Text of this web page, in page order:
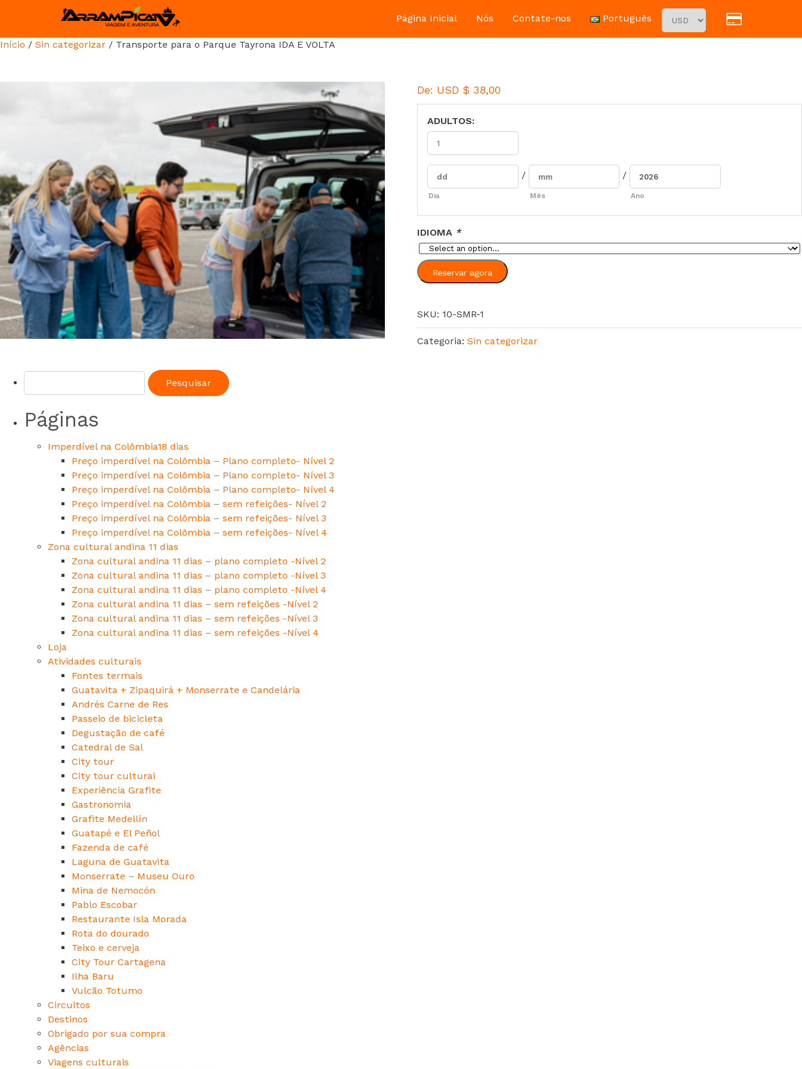
Página Inicial Nós Contate-nos Português
Início / Sin categorizar / Transporte para o Parque Tayrona IDA E VOLTA
De: USD $ 38,00
ADULTOS:
Dia
/
Mês
/
Ano
IDIOMA *
Reservar agora
SKU: 10-SMR-1
Categoria: Sin categorizar
Páginas
Imperdível na Colômbia18 dias
Preço imperdível na Colômbia – Plano completo- Nível 2
Preço imperdível na Colômbia – Plano completo- Nível 3
Preço imperdível na Colômbia – Plano completo- Nível 4
Preço imperdível na Colômbia – sem refeições- Nível 2
Preço imperdível na Colômbia – sem refeições- Nível 3
Preço imperdível na Colômbia – sem refeições- Nível 4
Zona cultural andina 11 dias
Zona cultural andina 11 dias – plano completo -Nível 2
Zona cultural andina 11 dias – plano completo -Nível 3
Zona cultural andina 11 dias – plano completo -Nível 4
Zona cultural andina 11 dias – sem refeições -Nível 2
Zona cultural andina 11 dias – sem refeições -Nível 3
Zona cultural andina 11 dias – sem refeições -Nível 4
Loja
Atividades culturais
Fontes termais
Guatavita + Zipaquirá + Monserrate e Candelária
Andrés Carne de Res
Passeio de bicicleta
Degustação de café
Catedral de Sal
City tour
City tour culturai
Experiência Grafite
Gastronomia
Grafite Medellín
Guatapé e El Peñol
Fazenda de café
Laguna de Guatavita
Monserrate – Museu Ouro
Mina de Nemocón
Pablo Escobar
Restaurante Isla Morada
Rota do dourado
Teixo e cerveja
City Tour Cartagena
Ilha Baru
Vulcão Totumo
Circuitos
Destinos
Obrigado por sua compra
Agências
Viagens culturais